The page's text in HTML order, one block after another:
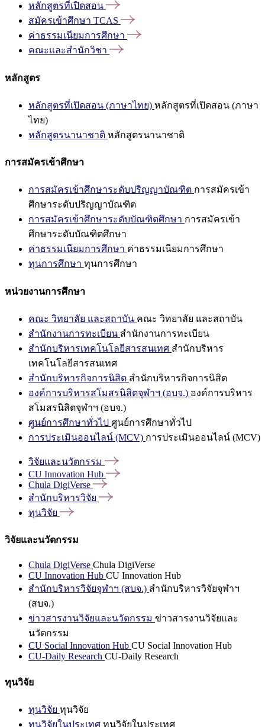
หลักสูตรที่เปิดสอน
สมัครเข้าศึกษา TCAS
ค่าธรรมเนียมการศึกษา
คณะและสำนักวิชา
หลักสูตร
หลักสูตรที่เปิดสอน (ภาษาไทย) หลักสูตรที่เปิดสอน (ภาษา
ไทย)
หลักสูตรนานาชาติ หลักสูตรนานาชาติ
การสมัครเข้าศึกษา
การสมัครเข้าศึกษาระดับปริญญาบัณฑิต การสมัครเข้า
ศึกษาระดับปริญญาบัณฑิต
การสมัครเข้าศึกษาระดับบัณฑิตศึกษา การสมัครเข้า
ศึกษาระดับบัณฑิตศึกษา
ค่าธรรมเนียมการศึกษา ค่าธรรมเนียมการศึกษา
ทุนการศึกษา ทุนการศึกษา
หน่วยงานการศึกษา
คณะ วิทยาลัย และสถาบัน คณะ วิทยาลัย และสถาบัน
สำนักงานการทะเบียน สำนักงานการทะเบียน
สำนักบริหารเทคโนโลยีสารสนเทศ สำนักบริหาร
เทคโนโลยีสารสนเทศ
สำนักบริหารกิจการนิสิต สำนักบริหารกิจการนิสิต
องค์การบริหารสโมสรนิสิตจุฬาฯ (อบจ.) องค์การบริหาร
สโมสรนิสิตจุฬาฯ (อบจ.)
ศูนย์การศึกษาทั่วไป ศูนย์การศึกษาทั่วไป
การประเมินออนไลน์ (MCV) การประเมินออนไลน์ (MCV)
วิจัยและนวัตกรรม
CU Innovation Hub
Chula DigiVerse
สำนักบริหารวิจัย
ทุนวิจัย
วิจัยและนวัตกรรม
Chula DigiVerse Chula DigiVerse
CU Innovation Hub CU Innovation Hub
สำนักบริหารวิจัยจุฬาฯ (สบจ.) สำนักบริหารวิจัยจุฬาฯ
(สบจ.)
ข่าวสารงานวิจัยและนวัตกรรม ข่าวสารงานวิจัยและ
นวัตกรรม
CU Social Innovation Hub CU Social Innovation Hub
CU-Daily Research CU-Daily Research
ทุนวิจัย
ทุนวิจัย ทุนวิจัย
ทุนวิจัยในประเทศ ทุนวิจัยในประเทศ